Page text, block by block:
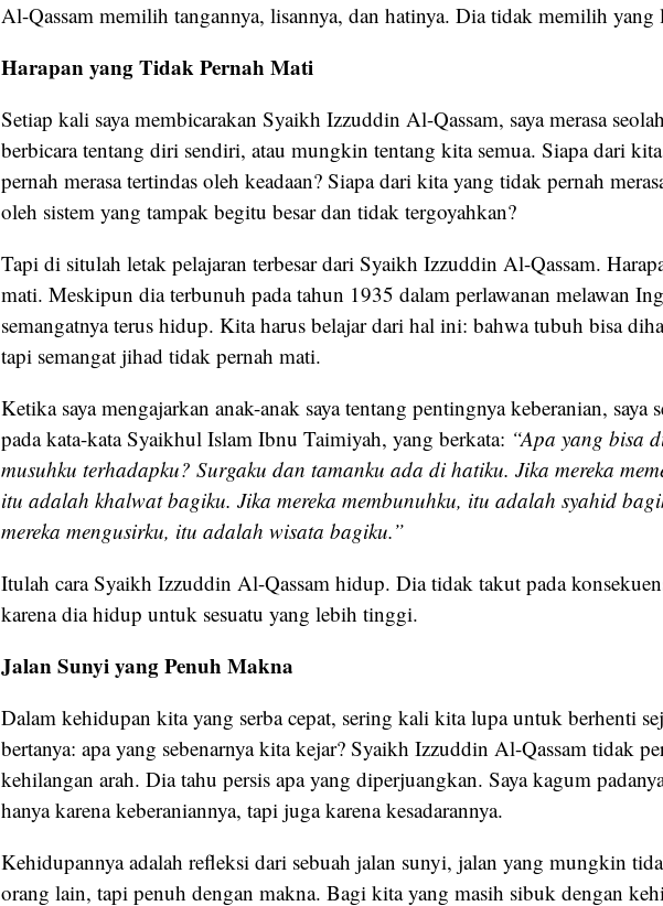
Al-Qassam memilih tangannya, lisannya, dan hatinya. Dia tidak memilih yang
Harapan yang Tidak Pernah Mati
Setiap kali saya membicarakan Syaikh Izzuddin Al-Qassam, saya merasa
berbicara tentang diri sendiri, atau mungkin tentang kita semua. Siapa dari
pernah merasa tertindas oleh keadaan? Siapa dari kita yang tidak pernah
oleh sistem yang tampak begitu besar dan tidak tergoyahkan?
Tapi di situlah letak pelajaran terbesar dari Syaikh Izzuddin Al-Qassam.
mati. Meskipun dia terbunuh pada tahun 1935 dalam perlawanan melawan
semangatnya terus hidup. Kita harus belajar dari hal ini: bahwa tubuh bisa
tapi semangat jihad tidak pernah mati.
Ketika saya mengajarkan anak-anak saya tentang pentingnya keberanian, saya
pada kata-kata Syaikhul Islam Ibnu Taimiyah, yang berkata: “Apa yang bisa
musuhku terhadapku? Surgaku dan tamanku ada di hatiku. Jika mereka
itu adalah khalwat bagiku. Jika mereka membunuhku, itu adalah syahid
mereka mengusirku, itu adalah wisata bagiku.”
Itulah cara Syaikh Izzuddin Al-Qassam hidup. Dia tidak takut pada
karena dia hidup untuk sesuatu yang lebih tinggi.
Jalan Sunyi yang Penuh Makna
Dalam kehidupan kita yang serba cepat, sering kali kita lupa untuk berhenti
bertanya: apa yang sebenarnya kita kejar? Syaikh Izzuddin Al-Qassam tidak
kehilangan arah. Dia tahu persis apa yang diperjuangkan. Saya kagum
hanya karena keberaniannya, tapi juga karena kesadarannya.
Kehidupannya adalah refleksi dari sebuah jalan sunyi, jalan yang mungkin
orang lain, tapi penuh dengan makna. Bagi kita yang masih sibuk dengan